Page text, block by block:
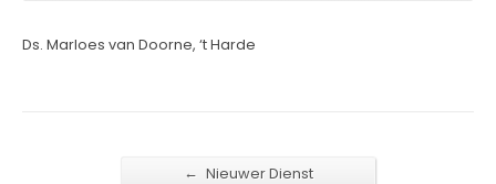
Ds. Marloes van Doorne, ‘t Harde
← Nieuwer Dienst